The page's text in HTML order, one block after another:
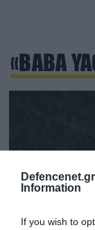
Information
If you wish to
«BABA